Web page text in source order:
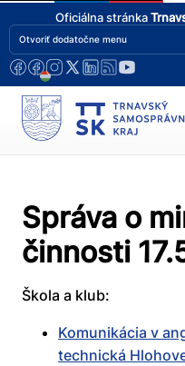
Oficiálna stránka
Otvoriť dodatočne menu
Správa o
činnosti
Škola a klub:
Komunikácia v
technická